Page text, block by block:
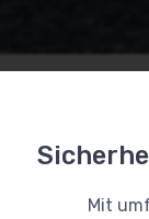
Mit